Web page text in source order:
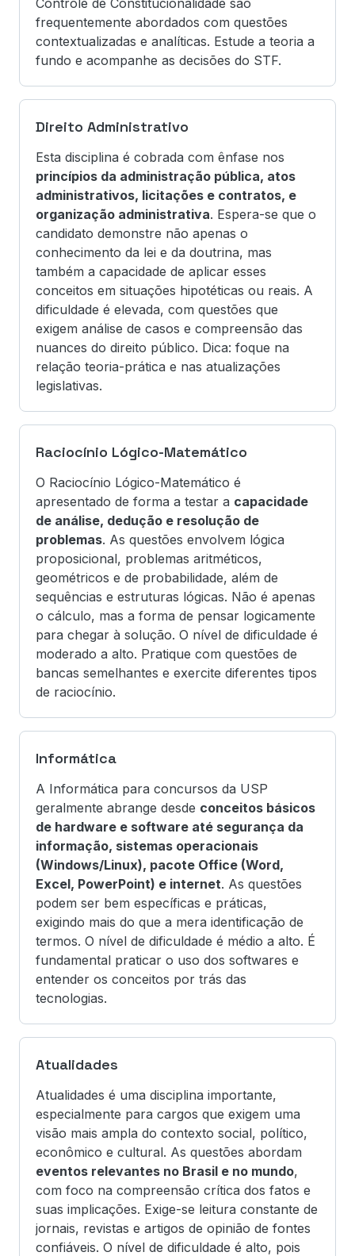
Controle de Constitucionalidade são
frequentemente abordados com questões
contextualizadas e analíticas. Estude a teoria a
fundo e acompanhe as decisões do STF.
Direito Administrativo
Esta disciplina é cobrada com ênfase nos
princípios da administração pública, atos
administrativos, licitações e contratos, e
organização administrativa. Espera-se que o
candidato demonstre não apenas o
conhecimento da lei e da doutrina, mas
também a capacidade de aplicar esses
conceitos em situações hipotéticas ou reais. A
dificuldade é elevada, com questões que
exigem análise de casos e compreensão das
nuances do direito público. Dica: foque na
relação teoria-prática e nas atualizações
legislativas.
Raciocínio Lógico-Matemático
O Raciocínio Lógico-Matemático é
apresentado de forma a testar a capacidade
de análise, dedução e resolução de
problemas. As questões envolvem lógica
proposicional, problemas aritméticos,
geométricos e de probabilidade, além de
sequências e estruturas lógicas. Não é apenas
o cálculo, mas a forma de pensar logicamente
para chegar à solução. O nível de dificuldade é
moderado a alto. Pratique com questões de
bancas semelhantes e exercite diferentes tipos
de raciocínio.
Informática
A Informática para concursos da USP
geralmente abrange desde conceitos básicos
de hardware e software até segurança da
informação, sistemas operacionais
(Windows/Linux), pacote Office (Word,
Excel, PowerPoint) e internet. As questões
podem ser bem específicas e práticas,
exigindo mais do que a mera identificação de
termos. O nível de dificuldade é médio a alto. É
fundamental praticar o uso dos softwares e
entender os conceitos por trás das
tecnologias.
Atualidades
Atualidades é uma disciplina importante,
especialmente para cargos que exigem uma
visão mais ampla do contexto social, político,
econômico e cultural. As questões abordam
eventos relevantes no Brasil e no mundo,
com foco na compreensão crítica dos fatos e
suas implicações. Exige-se leitura constante de
jornais, revistas e artigos de opinião de fontes
confiáveis. O nível de dificuldade é alto, pois